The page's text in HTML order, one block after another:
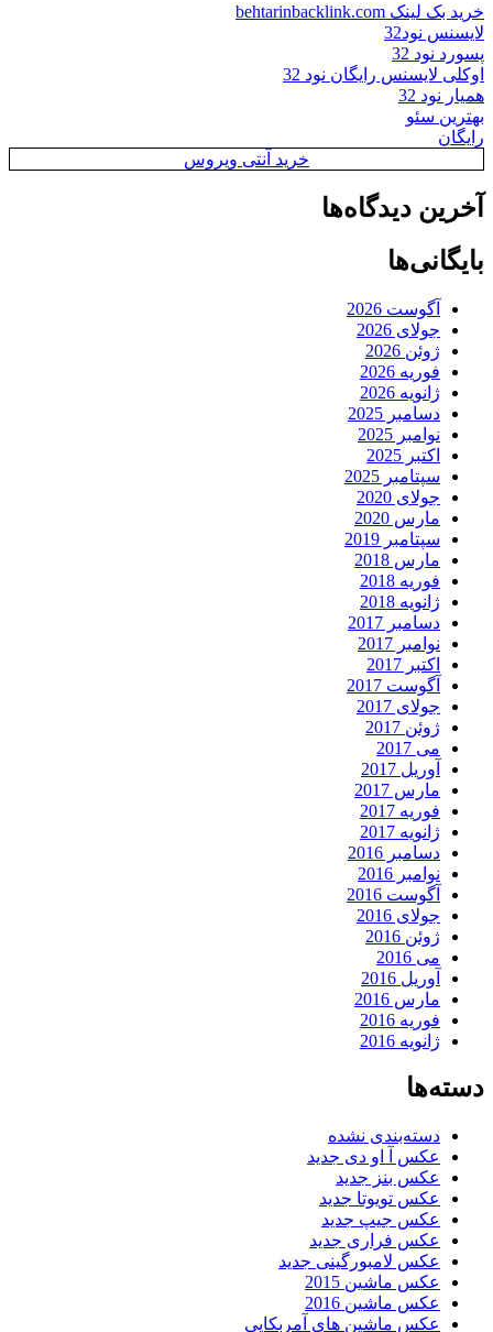
خرید بک لینک behtarinbacklink.com
لایسنس نود32
پسورد نود 32
اوکلی لایسنس رایگان نود 32
همیار نود 32
بهترین سئو
رایگان
خرید آنتی ویروس
آخرین دیدگاه‌ها
بایگانی‌ها
آگوست 2026
جولای 2026
ژوئن 2026
فوریه 2026
ژانویه 2026
دسامبر 2025
نوامبر 2025
اکتبر 2025
سپتامبر 2025
جولای 2020
مارس 2020
سپتامبر 2019
مارس 2018
فوریه 2018
ژانویه 2018
دسامبر 2017
نوامبر 2017
اکتبر 2017
آگوست 2017
جولای 2017
ژوئن 2017
می 2017
آوریل 2017
مارس 2017
فوریه 2017
ژانویه 2017
دسامبر 2016
نوامبر 2016
آگوست 2016
جولای 2016
ژوئن 2016
می 2016
آوریل 2016
مارس 2016
فوریه 2016
ژانویه 2016
دسته‌ها
دسته‌بندی نشده
عکس آ او دی جدید
عکس بنز جدید
عکس تویوتا جدید
عکس جیپ جدید
عکس فراری جدید
عکس لامبورگینی جدید
عکس ماشین 2015
عکس ماشین 2016
عکس ماشین های آمربکایی